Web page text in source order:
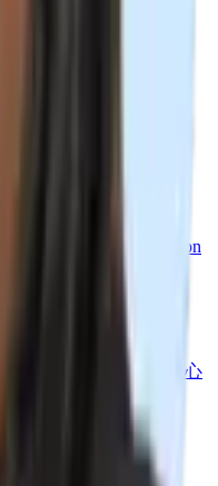
Integration
招聘人员媒体中心